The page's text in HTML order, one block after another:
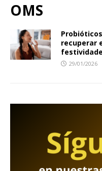
OMS
recuperar
29/01/2026